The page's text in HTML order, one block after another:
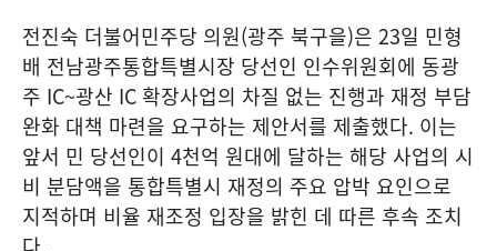
전진숙 더불어민주당 의원(광주 북구을)은 23일 민형
배 전남광주통합특별시장 당선인 인수위원회에 동광
주 IC~광산 IC 확장사업의 차질 없는 진행과 재정 부담
완화 대책 마련을 요구하는 제안서를 제출했다. 이는
앞서 민 당선인이 4천억 원대에 달하는 해당 사업의 시
비 분담액을 통합특별시 재정의 주요 압박 요인으로
지적하며 비율 재조정 입장을 밝힌 데 따른 후속 조치